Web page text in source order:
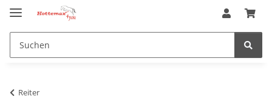
Reiter